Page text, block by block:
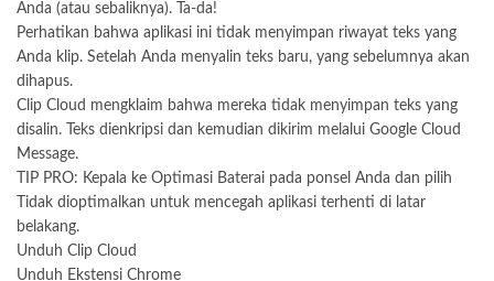
Anda (atau sebaliknya). Ta-da!
Perhatikan bahwa aplikasi ini tidak menyimpan riwayat teks yang
Anda klip. Setelah Anda menyalin teks baru, yang sebelumnya akan
dihapus.
Clip Cloud mengklaim bahwa mereka tidak menyimpan teks yang
disalin. Teks dienkripsi dan kemudian dikirim melalui Google Cloud
Message.
TIP PRO: Kepala ke Optimasi Baterai pada ponsel Anda dan pilih
Tidak dioptimalkan untuk mencegah aplikasi terhenti di latar
belakang.
Unduh Clip Cloud
Unduh Ekstensi Chrome